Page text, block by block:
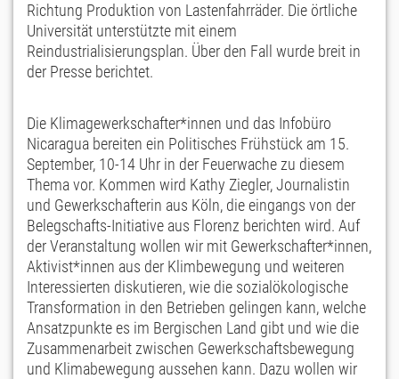
Richtung Produktion von Lastenfahrräder. Die örtliche
Universität unterstützte mit einem
Reindustrialisierungsplan. Über den Fall wurde breit in
der Presse berichtet.
Die Klimagewerkschafter*innen und das Infobüro
Nicaragua bereiten ein Politisches Frühstück am 15.
September, 10-14 Uhr in der Feuerwache zu diesem
Thema vor. Kommen wird Kathy Ziegler, Journalistin
und Gewerkschafterin aus Köln, die eingangs von der
Belegschafts-Initiative aus Florenz berichten wird. Auf
der Veranstaltung wollen wir mit Gewerkschafter*innen,
Aktivist*innen aus der Klimbewegung und weiteren
Interessierten diskutieren, wie die sozialökologische
Transformation in den Betrieben gelingen kann, welche
Ansatzpunkte es im Bergischen Land gibt und wie die
Zusammenarbeit zwischen Gewerkschaftsbewegung
und Klimabewegung aussehen kann. Dazu wollen wir